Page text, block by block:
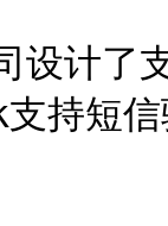
设计了
持短